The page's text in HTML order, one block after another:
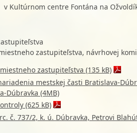
v Kultúrnom centre Fontána na
zastupiteľstva, návrhovej
zastupiteľstva (135 kB)
mestskej časti Bratislava-
Dúbravka (4MB)
(625 kB)
č. 737/2, k. ú. Dúbravka, Petrovi